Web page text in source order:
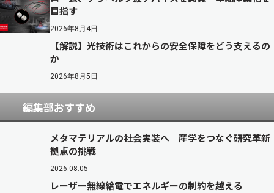
目指す
2026年8月4日
【解説】光技術はこれからの安全保障をどう支えるの
か
2026年8月5日
編集部おすすめ
メタマテリアルの社会実装へ 産学をつなぐ研究革新
拠点の挑戦
2026.08.05
レーザー無線給電でエネルギーの制約を越える